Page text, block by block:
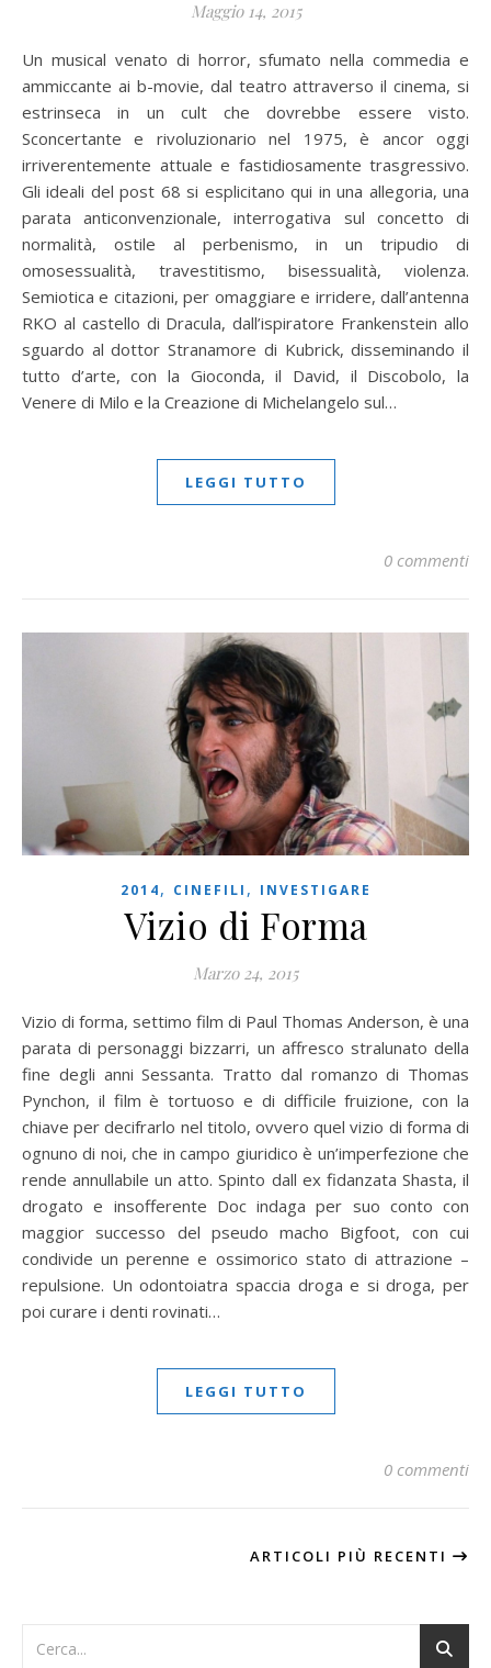
Maggio 14, 2015
Un musical venato di horror, sfumato nella commedia e
ammiccante ai b-movie, dal teatro attraverso il cinema, si
estrinseca in un cult che dovrebbe essere visto.
Sconcertante e rivoluzionario nel 1975, è ancor oggi
irriverentemente attuale e fastidiosamente trasgressivo.
Gli ideali del post 68 si esplicitano qui in una allegoria, una
parata anticonvenzionale, interrogativa sul concetto di
normalità, ostile al perbenismo, in un tripudio di
omosessualità, travestitismo, bisessualità, violenza.
Semiotica e citazioni, per omaggiare e irridere, dall’antenna
RKO al castello di Dracula, dall’ispiratore Frankenstein allo
sguardo al dottor Stranamore di Kubrick, disseminando il
tutto d’arte, con la Gioconda, il David, il Discobolo, la
Venere di Milo e la Creazione di Michelangelo sul…
LEGGI TUTTO
0 commenti
2014, CINEFILI , INVESTIGARE
Vizio di Forma
Marzo 24, 2015
Vizio di forma, settimo film di Paul Thomas Anderson, è una
parata di personaggi bizzarri, un affresco stralunato della
fine degli anni Sessanta. Tratto dal romanzo di Thomas
Pynchon, il film è tortuoso e di difficile fruizione, con la
chiave per decifrarlo nel titolo, ovvero quel vizio di forma di
ognuno di noi, che in campo giuridico è un’imperfezione che
rende annullabile un atto. Spinto dall ex fidanzata Shasta, il
drogato e insofferente Doc indaga per suo conto con
maggior successo del pseudo macho Bigfoot, con cui
condivide un perenne e ossimorico stato di attrazione –
repulsione. Un odontoiatra spaccia droga e si droga, per
poi curare i denti rovinati…
LEGGI TUTTO
0 commenti
ARTICOLI PIÙ RECENTI